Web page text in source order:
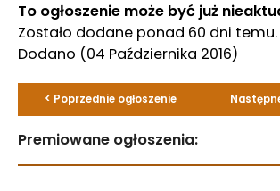
To ogłoszenie może być już
Zostało dodane ponad 60 dni temu.
Dodano (04 Października 2016)
< Poprzednie ogłoszenie
Premiowane ogłoszenia: